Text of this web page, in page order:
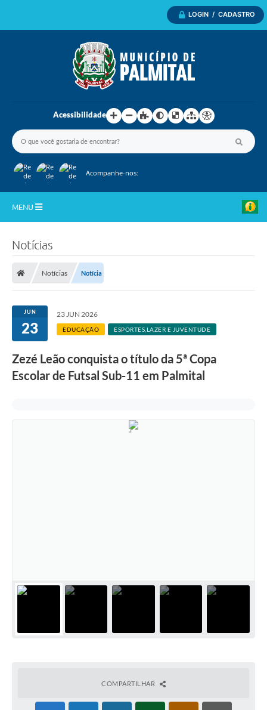
LOGIN / CADASTRO
Acessibilidade
Acompanhe-nos:
MENU
Departamentos
Câmara Municipal
Notícias
Notícias Notícia
JUN
23
23 JUN 2026
EDUCAÇÃO ESPORTES,LAZER E JUVENTUDE
Zezé Leão conquista o título da 5ª Copa
Escolar de Futsal Sub-11 em Palmital
COMPARTILHAR